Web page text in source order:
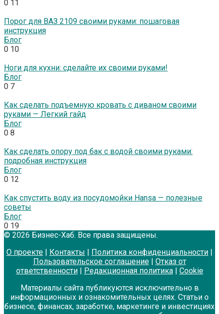
0 11
Порог для ВАЗ 2109 своими руками: пошаговая
инструкция
Блог
0 10
Ноги для кухни: сделайте их своими руками!
Блог
0 7
Как сделать подъемную кровать с диваном своими
руками — Легкий гайд
Блог
0 8
Как сделать опору под бак с водой своими руками:
подробная инструкция
Блог
0 12
Как спустить воду из посудомойки Hansa — полезные
советы
Блог
0 19
© 2026 Бизнес-Хаб. Все права защищены.
О проекте
Контакты Политика конфиденциальности
Пользовательское соглашение| Отказ от
ответственности| Редакционная политика| Cookie
Материалы сайта публикуются исключительно в
информационных и ознакомительных целях. Статьи о
бизнесе, финансах, заработке, маркетинге и инвестициях